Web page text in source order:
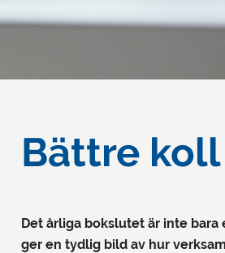
Bättre
Det årliga bokslutet är inte
ger en tydlig bild av hur